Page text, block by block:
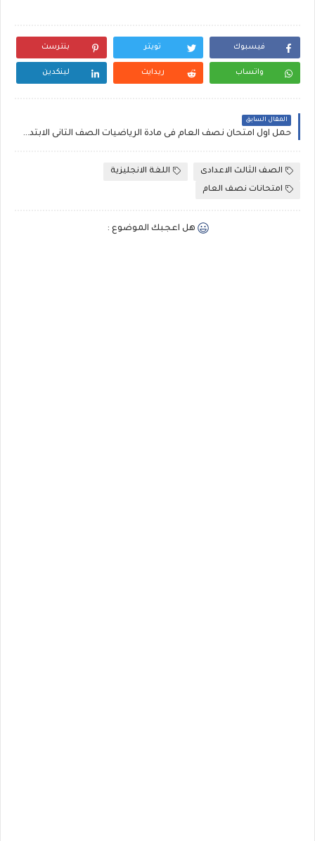
فيسبوك تويتر بنترست
واتساب ريدايت لينكدين
المقال السابق
حمل اول امتحان نصف العام فى مادة الرياضيات الصف الثانى الابتدائى الترم الاول 2017
الصف الثالث الاعدادى
اللغة الانجليزية
امتحانات نصف العام
هل اعجبك الموضوع :